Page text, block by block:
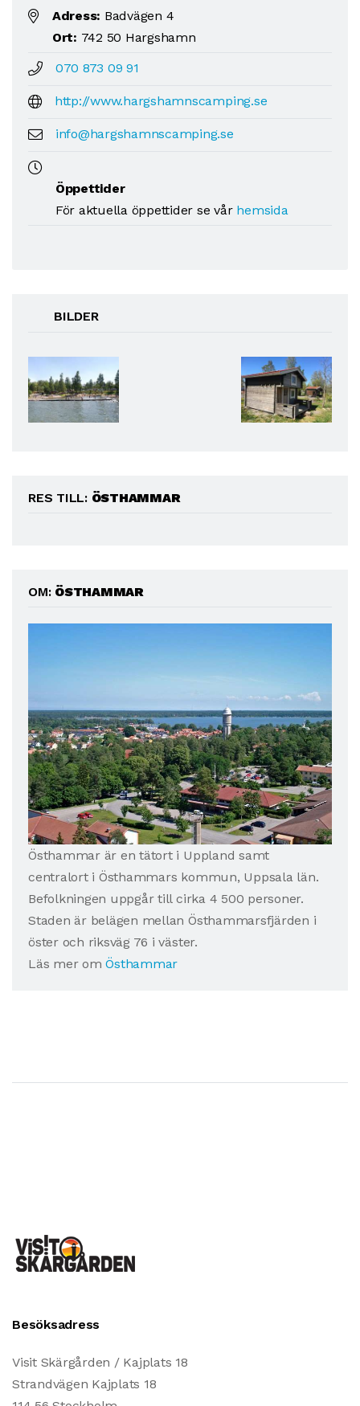
Adress: Badvägen 4
Ort: 742 50 Hargshamn
070 873 09 91
http://www.hargshamnscamping.se
info@hargshamnscamping.se
Öppettider
För aktuella öppettider se vår hemsida
BILDER
RES TILL: ÖSTHAMMAR
OM: ÖSTHAMMAR
Östhammar är en tätort i Uppland samt
centralort i Östhammars kommun, Uppsala län.
Befolkningen uppgår till cirka 4 500 personer.
Staden är belägen mellan Östhammarsfjärden i
öster och riksväg 76 i väster.
Läs mer omÖsthammar
Besöksadress
Visit Skärgården / Kajplats 18
Strandvägen Kajplats 18